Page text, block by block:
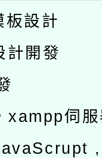
設計
計開發
xampp伺